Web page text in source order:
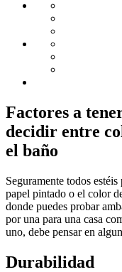
Factores a
decidir entre
el baño
Seguramente todos
papel pintado o el color
donde puedes probar
por una para una casa
uno, debe pensar en
Durabilidad